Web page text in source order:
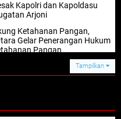
Kapolri dan Kapoldasu
Arjoni
Ketahanan Pangan,
Gelar Penerangan Hukum
Pangan
Tampilkan